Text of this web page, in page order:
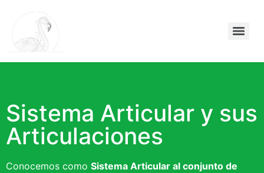
Sistema Articular y sus
Articulaciones
Conocemos como Sistema Articular al conjunto de